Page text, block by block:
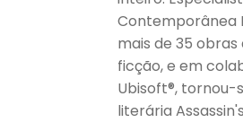
Contemporânea
mais de 35
ficção, e em
Ubisoft®, tornou-
literária